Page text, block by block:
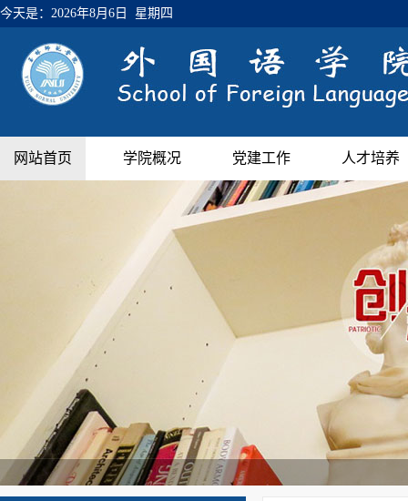
今天是： 2026年8月6日 星期四
网站首页 学院概况 党建工作 人才培养